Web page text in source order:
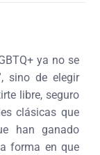
ya no se
sino de elegir
libre, seguro
clásicas que
han ganado
forma en que